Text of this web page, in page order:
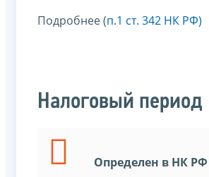
Подробнее (п.1 ст. 342 НК РФ)
Налоговый период
Определен в НК